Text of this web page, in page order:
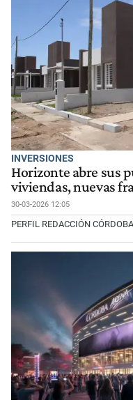
INVERSIONES
Horizonte abre sus
viviendas, nuevas
30-03-2026 12:05
PERFIL REDACCIÓN CÓRDOBA